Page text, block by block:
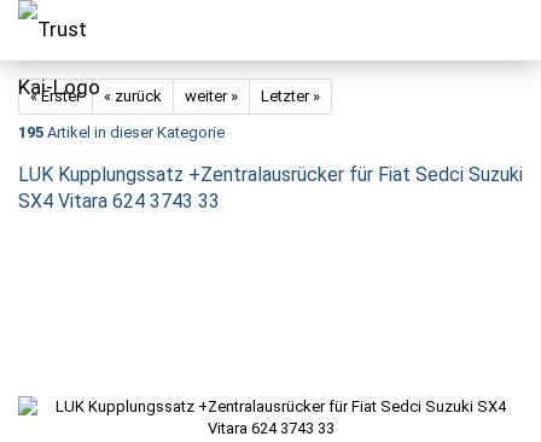
« Erster « zurück weiter »
Letzter »
195 Artikel in dieser Kategorie
LUK Kupplungssatz +Zentralausrücker für Fiat Sedci Suzuki
SX4 Vitara 624 3743 33